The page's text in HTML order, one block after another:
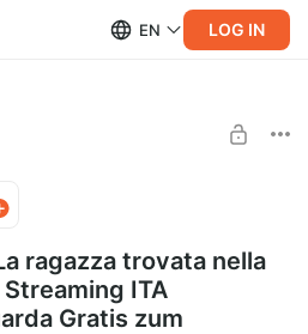
EN LOG IN
ragazza trovata nella
ITA
Gratis zum